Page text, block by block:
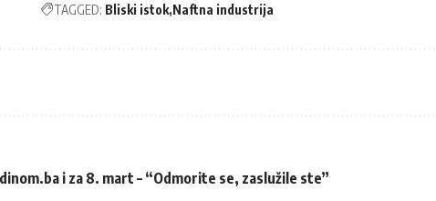
TAGGED: Bliski istok Naftna industrija
i za 8. mart – “Odmorite se, zaslužile ste”